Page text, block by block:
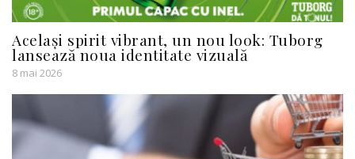
Același spirit vibrant, un nou look: Tuborg
lansează noua identitate vizuală
8 mai 2026